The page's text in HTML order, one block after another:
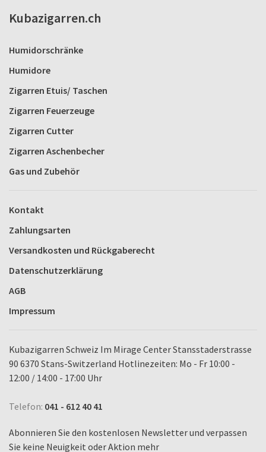
Kubazigarren.ch
Humidorschränke
Humidore
Zigarren Etuis/ Taschen
Zigarren Feuerzeuge
Zigarren Cutter
Zigarren Aschenbecher
Gas und Zubehör
Kontakt
Zahlungsarten
Versandkosten und Rückgaberecht
Datenschutzerklärung
AGB
Impressum
Kubazigarren Schweiz Im Mirage Center Stansstaderstrasse
90 6370 Stans-Switzerland Hotlinezeiten: Mo - Fr 10:00 -
12:00 / 14:00 - 17:00 Uhr
Telefon: 041 - 612 40 41
Abonnieren Sie den kostenlosen Newsletter und verpassen
Sie keine Neuigkeit oder Aktion mehr